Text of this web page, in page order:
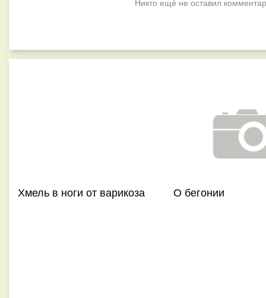
Никто ещё не оставил
Хмель в ноги от варикоза О бегонии